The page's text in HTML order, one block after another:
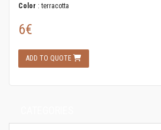
Color : terracotta
6€
ADD TO QUOTE